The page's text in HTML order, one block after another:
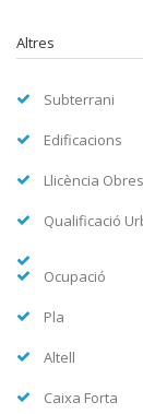
Altres
Subterrani
Edificacions
Llicència Obres
Qualificació
Ocupació
Pla
Altell
Caixa Forta